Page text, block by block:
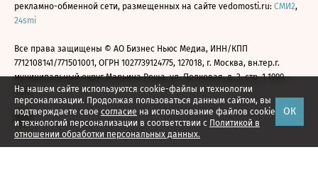
На нашем сайте используются cookie-файлы и технологии
персонализации. Продолжая пользоваться данным сайтом, вы
подтверждаете свое согласие на использование файлов cookie
и технологий персонализации в соответствии с Политикой в
отношении обработки персональных данных.
ОК
рекламно-обменной сети, размещенных на сайте vedomosti.ru: СМИ2,
24smi
Все права защищены © АО Бизнес Ньюс Медиа, ИНН/КПП
7712108141/771501001, ОГРН 1027739124775, 127018, г. Москва, вн.тер.г.
муниципальный округ Марьина Роща, ул. Полковая, д. 3, стр. 1 1999—
2026